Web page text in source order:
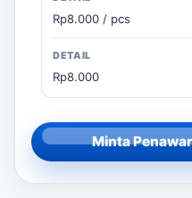
Rp8.000 / pcs
Rp8.000
Minta